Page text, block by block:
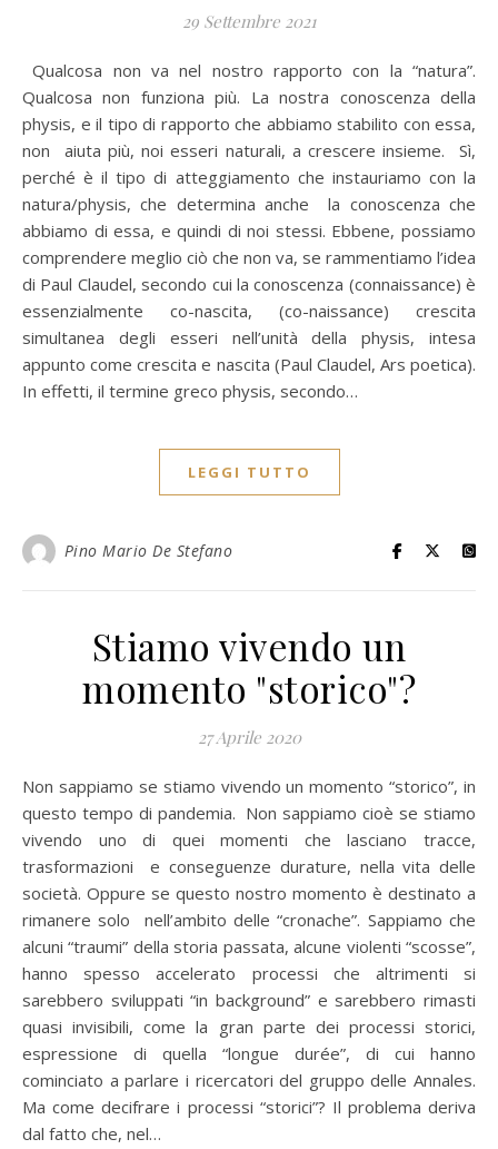
29 Settembre 2021
Qualcosa non va nel nostro rapporto con la “natura”.
Qualcosa non funziona più. La nostra conoscenza della
physis, e il tipo di rapporto che abbiamo stabilito con essa,
non aiuta più, noi esseri naturali, a crescere insieme. Sì,
perché è il tipo di atteggiamento che instauriamo con la
natura/physis, che determina anche la conoscenza che
abbiamo di essa, e quindi di noi stessi. Ebbene, possiamo
comprendere meglio ciò che non va, se rammentiamo l’idea
di Paul Claudel, secondo cui la conoscenza (connaissance) è
essenzialmente co-nascita, (co-naissance) crescita
simultanea degli esseri nell’unità della physis, intesa
appunto come crescita e nascita (Paul Claudel, Ars poetica).
In effetti, il termine greco physis, secondo…
LEGGI TUTTO
Pino Mario De Stefano
Stiamo vivendo un
momento "storico"?
27 Aprile 2020
Non sappiamo se stiamo vivendo un momento “storico”, in
questo tempo di pandemia. Non sappiamo cioè se stiamo
vivendo uno di quei momenti che lasciano tracce,
trasformazioni e conseguenze durature, nella vita delle
società. Oppure se questo nostro momento è destinato a
rimanere solo nell’ambito delle “cronache”. Sappiamo che
alcuni “traumi” della storia passata, alcune violenti “scosse”,
hanno spesso accelerato processi che altrimenti si
sarebbero sviluppati “in background” e sarebbero rimasti
quasi invisibili, come la gran parte dei processi storici,
espressione di quella “longue durée”, di cui hanno
cominciato a parlare i ricercatori del gruppo delle Annales.
Ma come decifrare i processi “storici”? Il problema deriva
dal fatto che, nel…